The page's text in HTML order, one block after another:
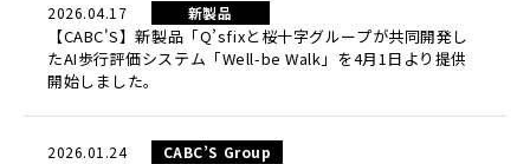
2026.04.17 新製品
【CABC'S】新製品「Q’sfixと桜十字グループが共同開発し
たAI歩行評価システム「Well-be Walk」を4月1日より提供
開始しました。
2026.01.24 CABC’S Group